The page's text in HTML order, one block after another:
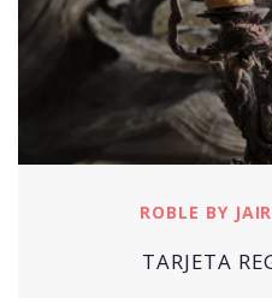
ROBLE BY
TARJETA